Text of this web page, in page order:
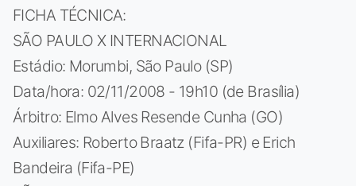
FICHA TÉCNICA:
SÃO PAULO X INTERNACIONAL
Estádio: Morumbi, São Paulo (SP)
Data/hora: 02/11/2008 - 19h10 (de Brasília)
Árbitro: Elmo Alves Resende Cunha (GO)
Auxiliares: Roberto Braatz (Fifa-PR) e Erich
Bandeira (Fifa-PE)